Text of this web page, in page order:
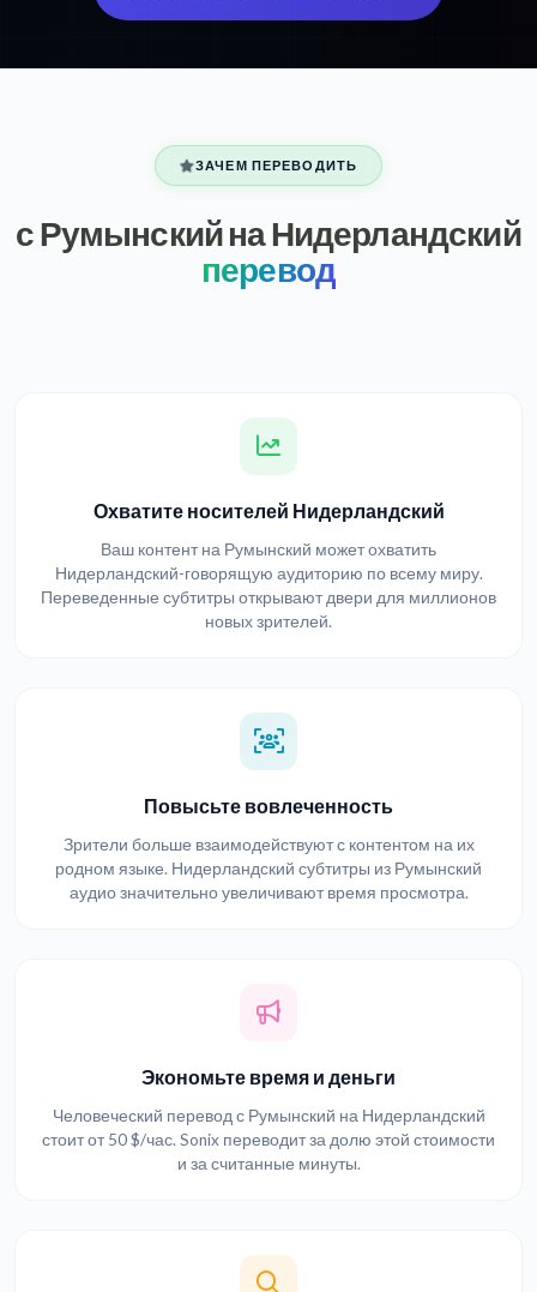
ЗАЧЕМ ПЕРЕВОДИТЬ
с Румынский на Нидерландский
перевод
Охватите носителей Нидерландский
Ваш контент на Румынский может охватить
Нидерландский-говорящую аудиторию по всему миру.
Переведенные субтитры открывают двери для миллионов
новых зрителей.
Повысьте вовлеченность
Зрители больше взаимодействуют с контентом на их
родном языке. Нидерландский субтитры из Румынский
аудио значительно увеличивают время просмотра.
Экономьте время и деньги
Человеческий перевод с Румынский на Нидерландский
стоит от 50 $/час. Sonix переводит за долю этой стоимости
и за считанные минуты.